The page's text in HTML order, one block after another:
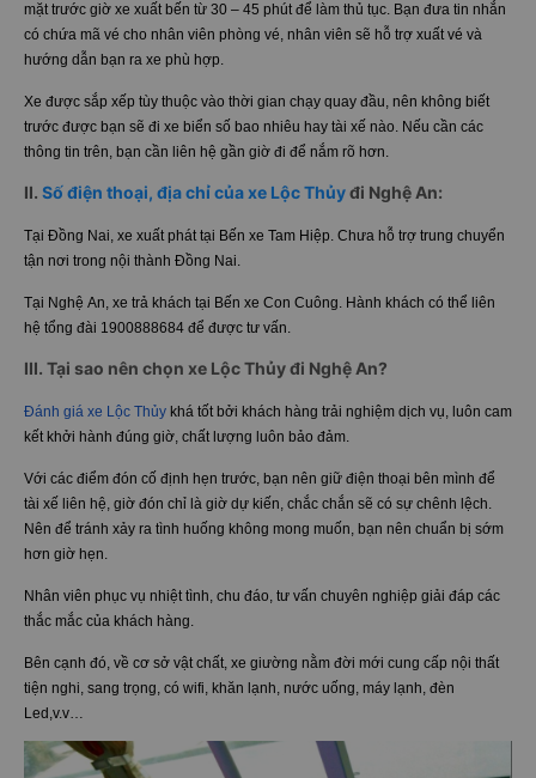
mặt trước giờ xe xuất bến từ 30 – 45 phút để làm thủ tục. Bạn đưa tin nhắn
có chứa mã vé cho nhân viên phòng vé, nhân viên sẽ hỗ trợ xuất vé và
hướng dẫn bạn ra xe phù hợp.
Xe được sắp xếp tùy thuộc vào thời gian chạy quay đầu, nên không biết
trước được bạn sẽ đi xe biển số bao nhiêu hay tài xế nào. Nếu cần các
thông tin trên, bạn cần liên hệ gần giờ đi để nắm rõ hơn.
II. Số điện thoại, địa chỉ của xe Lộc Thủyđi Nghệ An:
Tại Đồng Nai, xe xuất phát tại Bến xe Tam Hiệp. Chưa hỗ trợ trung chuyển
tận nơi trong nội thành Đồng Nai.
Tại Nghệ An, xe trả khách tại Bến xe Con Cuông. Hành khách có thể liên
hệ tổng đài 1900888684 để được tư vấn.
III. Tại sao nên chọn xe Lộc Thủy đi Nghệ An?
Đánh giá xe Lộc Thủy khá tốt bởi khách hàng trải nghiệm dịch vụ, luôn cam
kết khởi hành đúng giờ, chất lượng luôn bảo đảm.
Với các điểm đón cố định hẹn trước, bạn nên giữ điện thoại bên mình để
tài xế liên hệ, giờ đón chỉ là giờ dự kiến, chắc chắn sẽ có sự chênh lệch.
Nên để tránh xảy ra tình huống không mong muốn, bạn nên chuẩn bị sớm
hơn giờ hẹn.
Nhân viên phục vụ nhiệt tình, chu đáo, tư vấn chuyên nghiệp giải đáp các
thắc mắc của khách hàng.
Bên cạnh đó, về cơ sở vật chất, xe giường nằm đời mới cung cấp nội thất
tiện nghi, sang trọng, có wifi, khăn lạnh, nước uống, máy lạnh, đèn
Led,v.v…